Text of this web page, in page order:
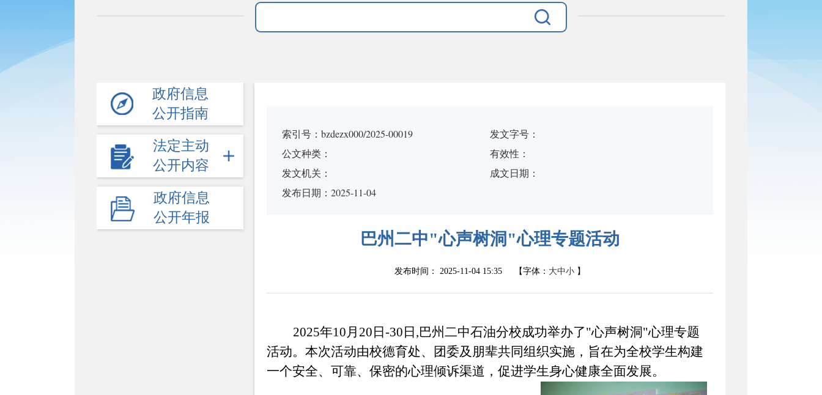
政府信息
公开指南
法定主动
公开内容
政府信息
公开年报
索引号：bzdezx000/2025-00019
发文字号：
公文种类：
有效性：
发文机关：
成文日期：
发布日期：2025-11-04
巴州二中"心声树洞"心理专题活动
发布时间： 2025-11-04 15:35 【字体： 大中小 】
2025年10月20日-30日,巴州二中石油分校成功举办了"心声树洞"心理专题
活动。本次活动由校德育处、
团委及朋辈共同组织实施，旨在为全校学生构建
一个安全、可靠、保密的心理倾诉渠道，促进学生身心健康全面发展。